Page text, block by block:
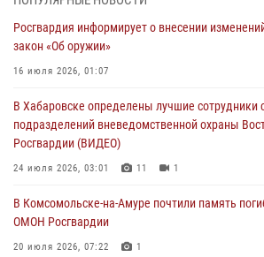
женщине, потерявшей сознание во время
29 июля 2026, 23:24
29 июля 2026, 02:51
За прошедшую неделю в Хабаровском крае
свыше 120 проверок условий хранения оружия
В Хабаровске при силовой поддержке спецназа
пресечена деятельность преступной группы,
Росгвардия информирует о внесении
закон «Об оружии»
16 июля 2026, 01:07
В Хабаровске определены лучшие сотрудники
подразделений вневедомственной охраны
Росгвардии (ВИДЕО)
24 июля 2026, 03:01 11 1
В Комсомольске-на-Амуре почтили память
ОМОН Росгвардии
20 июля 2026, 07:22 1